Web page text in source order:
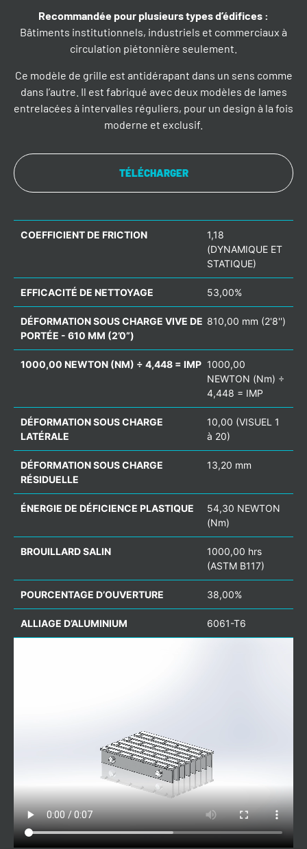
Recommandée pour plusieurs types d’édifices :
Bâtiments institutionnels, industriels et commerciaux à
circulation piétonnière seulement.
Ce modèle de grille est antidérapant dans un sens comme
dans l’autre. Il est fabriqué avec deux modèles de lames
entrelacées à intervalles réguliers, pour un design à la fois
moderne et exclusif.
TÉLÉCHARGER
COEFFICIENT DE FRICTION
1,18
(DYNAMIQUE ET
STATIQUE)
EFFICACITÉ DE NETTOYAGE 53,00%
DÉFORMATION SOUS CHARGE VIVE DE
PORTÉE - 610 MM (2’0”)
810,00 mm (2'8'')
1000,00 NEWTON (NM) ÷ 4,448 = IMP 1000,00
NEWTON (Nm) ÷
4,448 = IMP
DÉFORMATION SOUS CHARGE
LATÉRALE
10,00 (VISUEL 1
à 20)
DÉFORMATION SOUS CHARGE
RÉSIDUELLE
13,20 mm
ÉNERGIE DE DÉFICIENCE PLASTIQUE
54,30 NEWTON
(Nm)
BROUILLARD SALIN
1000,00 hrs
(ASTM B117)
POURCENTAGE D’OUVERTURE 38,00%
ALLIAGE D’ALUMINIUM 6061-T6